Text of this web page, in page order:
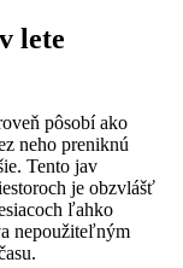
lete
pôsobí ako
neho preniknú
Tento jav
je obzvlášť
ľahko
nepoužiteľným